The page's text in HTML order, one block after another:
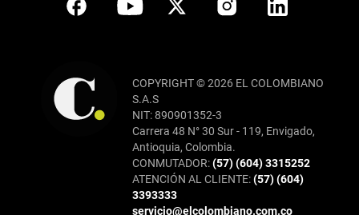
COPYRIGHT © 2026 EL COLOMBIANO
S.A.S
NIT: 890901352-3
Carrera 48 N° 30 Sur - 119, Envigado,
Antioquia, Colombia.
CONMUTADOR:(57) (604) 3315252
ATENCIÓN AL CLIENTE:(57) (604)
3393333
servicio@elcolombiano.com.co